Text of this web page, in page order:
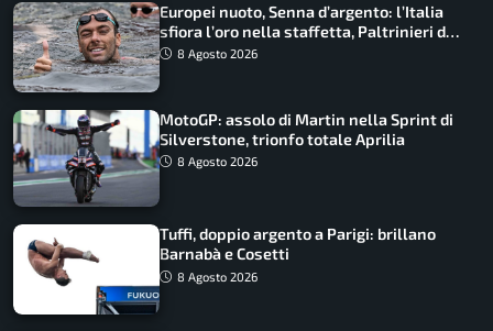
Europei nuoto, Senna d’argento: l’Italia
sfiora l’oro nella staffetta, Paltrinieri da
urlo, il bilancio azzurro
8 Agosto 2026
MotoGP: assolo di Martin nella Sprint di
Silverstone, trionfo totale Aprilia
8 Agosto 2026
Tuffi, doppio argento a Parigi: brillano
Barnabà e Cosetti
8 Agosto 2026